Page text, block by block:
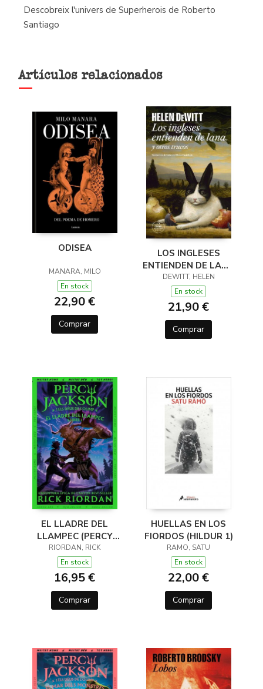
Descobreix l'univers de Superherois de Roberto
Santiago
Artículos relacionados
ODISEA
MANARA, MILO
En stock
22,90 €
Comprar
LOS INGLESES
ENTIENDEN DE LANA
(Y OTROS TRUCOS)
DEWITT, HELEN
En stock
21,90 €
Comprar
EL LLADRE DEL
LLAMPEC (PERCY
JACKSON I ELS DÉUS
DE L'OLIMP 1)
RIORDAN, RICK
En stock
16,95 €
Comprar
HUELLAS EN LOS
FIORDOS (HILDUR 1)
RAMO, SATU
En stock
22,00 €
Comprar